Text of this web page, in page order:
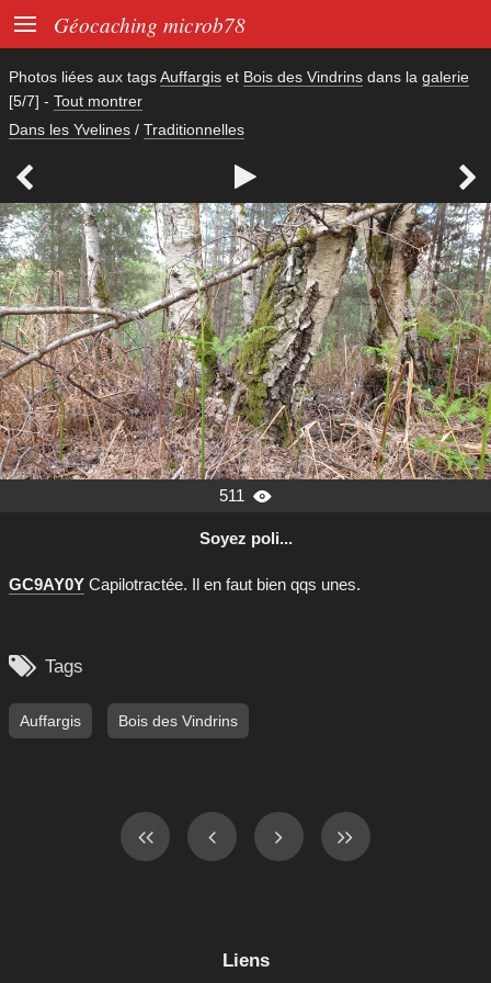
 Géocaching microb78
Photos liées aux tagsAuffargis et Bois des Vindrins dans la galerie
[5/7] - Tout montrer
Dans les Yvelines / Traditionnelles
  
511 
Soyez poli...
GC9AY0Y Capilotractée. Il en faut bien qqs unes.
 Tags
Auffargis Bois des Vindrins
Liens